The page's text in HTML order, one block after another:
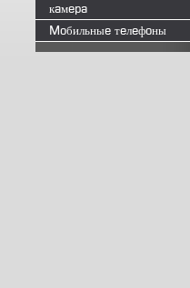
камера
Мобильные телефоны